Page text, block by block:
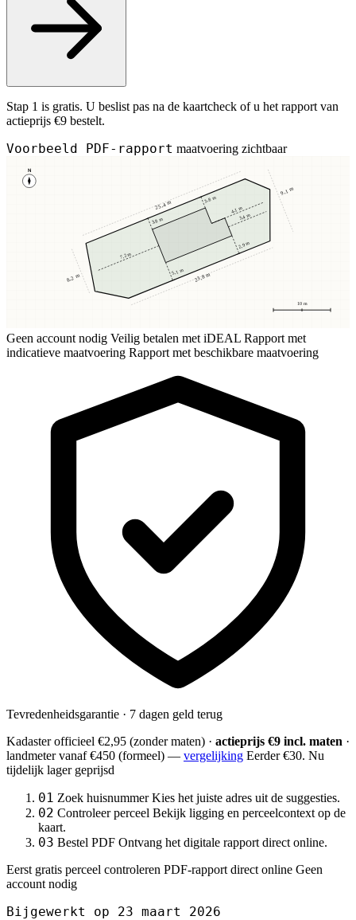
Stap 1 is gratis. U beslist pas na de kaartcheck of u het rapport van
actieprijs €9 bestelt.
Voorbeeld PDF-rapport maatvoering zichtbaar
N
10 m
3,8 m
3,8 m
5,1 m
2,9 m
7,2 m
3,4 m
4,1 m
25,4 m
23,8 m
8,2 m
9,1 m
Geen account nodig Veilig betalen met iDEAL Rapport met
indicatieve maatvoering Rapport met beschikbare maatvoering
Tevredenheidsgarantie · 7 dagen geld terug
Kadaster officieel €2,95 (zonder maten) · actieprijs €9 incl. maten ·
landmetervanaf €450 (formeel) — vergelijking Eerder €30. Nu
tijdelijk lager geprijsd
01 Zoek huisnummer Kies het juiste adres uit de suggesties.
02 Controleer perceel Bekijk ligging en perceelcontext op de
kaart.
03 Bestel PDF Ontvang het digitale rapport direct online.
Eerst gratis perceel controleren PDF-rapport direct online Geen
account nodig
Bijgewerkt op 23 maart 2026